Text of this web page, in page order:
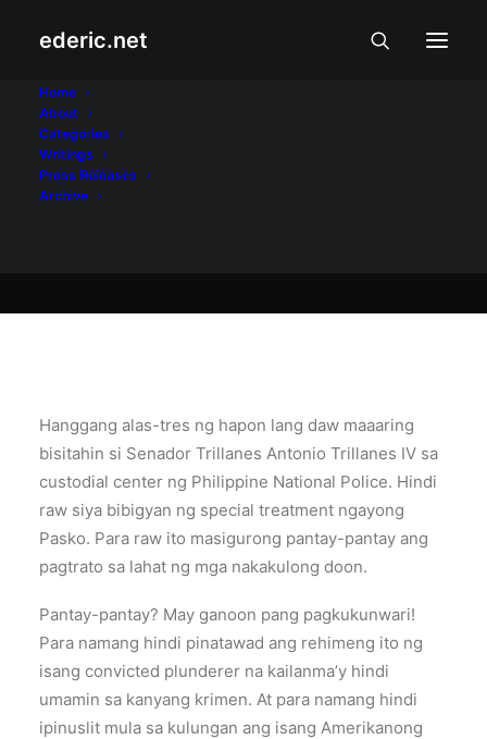
ederic.net
Home
About
Categories
Writings
Press Releases
Archive
Pantay-pantay raw
Hanggang alas-tres ng hapon lang daw maaaring
bisitahin si Senador Trillanes Antonio Trillanes IV sa
custodial center ng Philippine National Police. Hindi
raw siya bibigyan ng special treatment ngayong
Pasko. Para raw ito masigurong pantay-pantay ang
pagtrato sa lahat ng mga nakakulong doon.
Pantay-pantay? May ganoon pang pagkukunwari!
Para namang hindi pinatawad ang rehimeng ito ng
isang convicted plunderer na kailanma’y hindi
umamin sa kanyang krimen. At para namang hindi
ipinuslit mula sa kulungan ang isang Amerikanong